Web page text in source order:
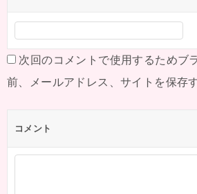
次回のコメントで使用するためブ
前、メールアドレス、サイトを保存す
コメント